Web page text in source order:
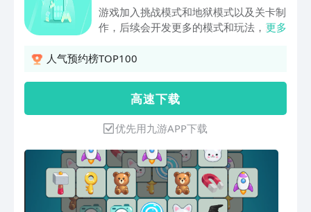
游戏加入挑战模式和地狱模式以及关卡制
作，后续会开发更多的模式和玩法，欢迎
更多
人气预约榜TOP100
高 速 下 载
优先用九游APP下载